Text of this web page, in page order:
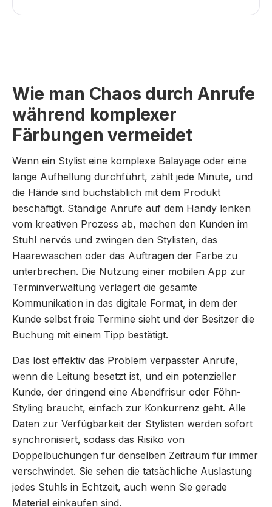
Wie man Chaos durch Anrufe
während komplexer
Färbungen vermeidet
Wenn ein Stylist eine komplexe Balayage oder eine
lange Aufhellung durchführt, zählt jede Minute, und
die Hände sind buchstäblich mit dem Produkt
beschäftigt. Ständige Anrufe auf dem Handy lenken
vom kreativen Prozess ab, machen den Kunden im
Stuhl nervös und zwingen den Stylisten, das
Haarewaschen oder das Auftragen der Farbe zu
unterbrechen. Die Nutzung einer mobilen App zur
Terminverwaltung verlagert die gesamte
Kommunikation in das digitale Format, in dem der
Kunde selbst freie Termine sieht und der Besitzer die
Buchung mit einem Tipp bestätigt.
Das löst effektiv das Problem verpasster Anrufe,
wenn die Leitung besetzt ist, und ein potenzieller
Kunde, der dringend eine Abendfrisur oder Föhn-
Styling braucht, einfach zur Konkurrenz geht. Alle
Daten zur Verfügbarkeit der Stylisten werden sofort
synchronisiert, sodass das Risiko von
Doppelbuchungen für denselben Zeitraum für immer
verschwindet. Sie sehen die tatsächliche Auslastung
jedes Stuhls in Echtzeit, auch wenn Sie gerade
Material einkaufen sind.